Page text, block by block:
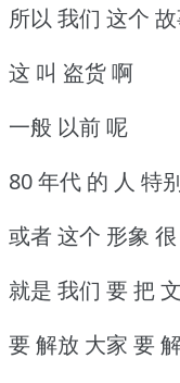
所以 我们 这个
这 叫 盗货 啊
一般 以前 呢
80 年代 的 人 特
或者 这个 形象
就是 我们 要 把
要 解放 大家 要